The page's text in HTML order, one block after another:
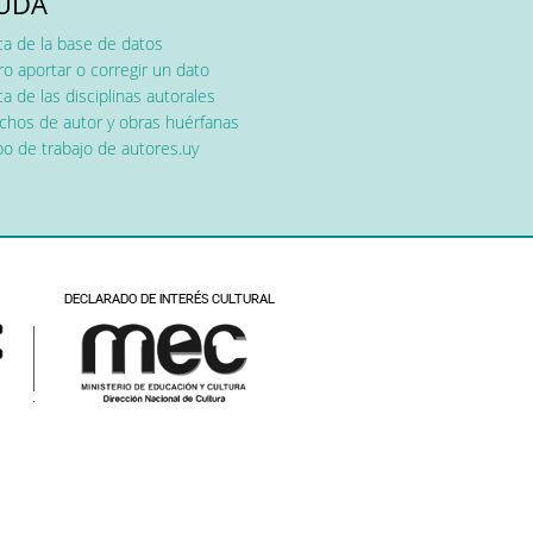
de la base de datos
aportar o corregir un dato
de las disciplinas autorales
de autor y obras huérfanas
de trabajo de autores.uy